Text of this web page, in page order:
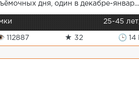
дня, один в декабре-январ...
25-45
112887 ★ 32 🕒 14